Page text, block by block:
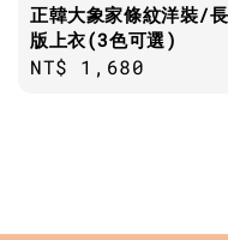
正韓大象家條紋洋裝/長
版上衣(3色可選)
Regular
NT$ 1,680